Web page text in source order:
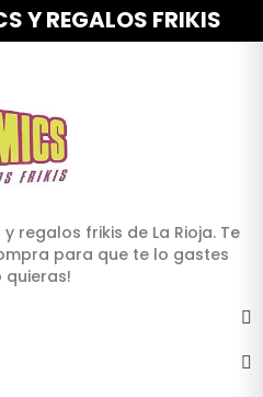
Y REGALOS FRIKIS
regalos frikis de La Rioja. Te
para que te lo gastes
quieras!